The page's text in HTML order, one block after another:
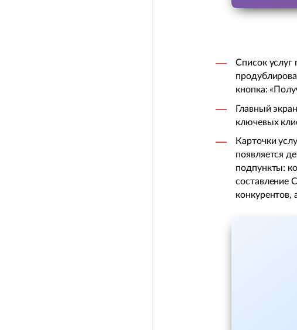
Список услуг
кнопка:
Главный
ключевых
Карточки
появляется
подпункты:
составление
конкурентов,